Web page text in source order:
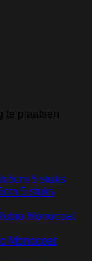
te plaatsen
5 stuks
Monocoat
Monocoat